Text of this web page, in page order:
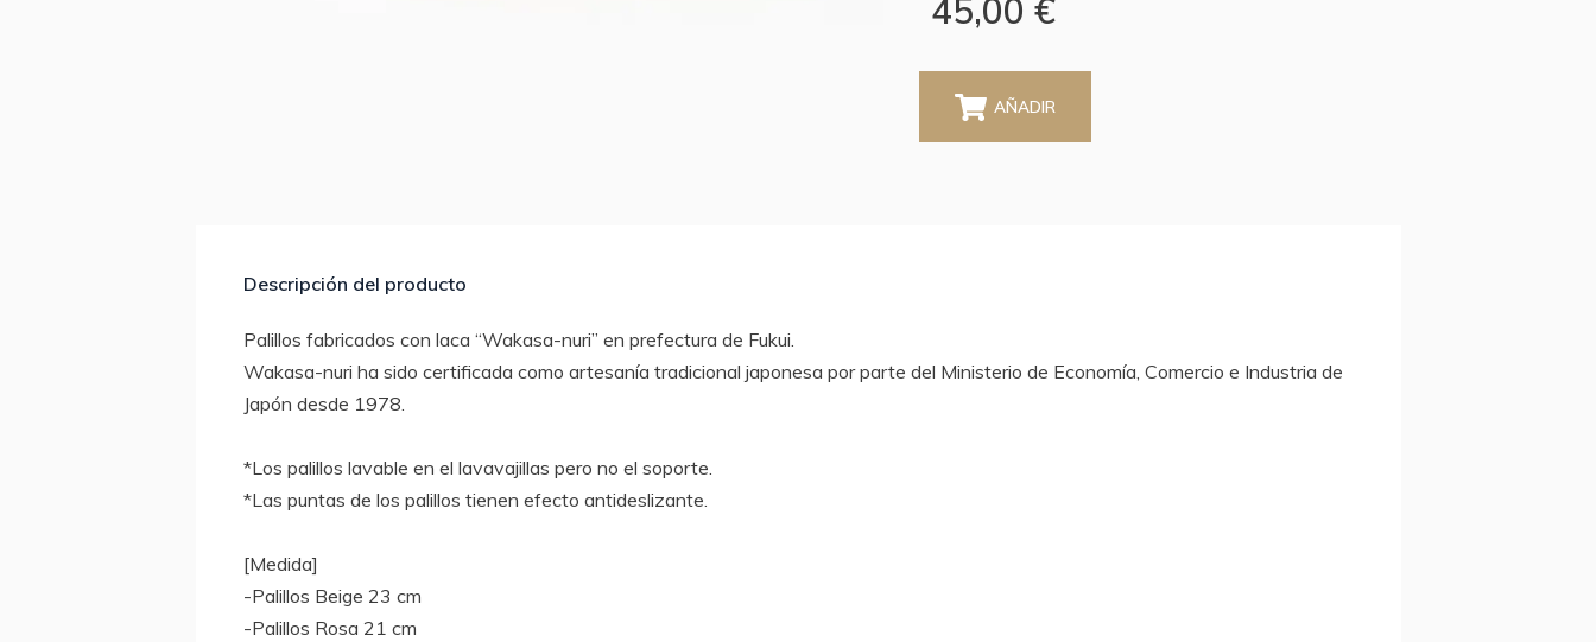
45,00 €
AÑADIR
Descripción del producto
Palillos fabricados con laca “Wakasa-nuri” en prefectura de Fukui.
Wakasa-nuri ha sido certificada como artesanía tradicional japonesa por parte del Ministerio de Economía, Comercio e Industria de
Japón desde 1978.
*Los palillos lavable en el lavavajillas pero no el soporte.
*Las puntas de los palillos tienen efecto antideslizante.
[Medida]
-Palillos Beige 23 cm
-Palillos Rosa 21 cm